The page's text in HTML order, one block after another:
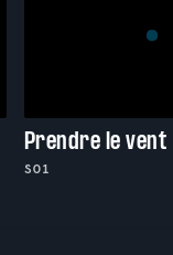
Prendre le vent
S01